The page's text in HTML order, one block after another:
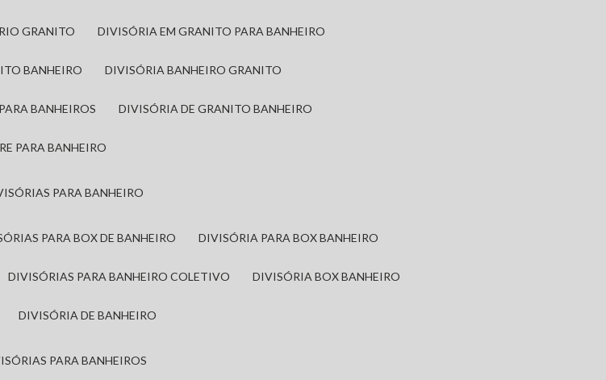
GRANITO DIVISÓRIA EM GRANITO PARA BANHEIRO
BANHEIRO DIVISÓRIA BANHEIRO GRANITO
BANHEIROS DIVISÓRIA DE GRANITO BANHEIRO
PARA BANHEIRO
PARA BANHEIRO
PARA BOX DE BANHEIRO DIVISÓRIA PARA BOX BANHEIRO
DIVISÓRIAS PARA BANHEIRO COLETIVO DIVISÓRIA BOX BANHEIRO
DIVISÓRIA DE BANHEIRO
PARA BANHEIROS